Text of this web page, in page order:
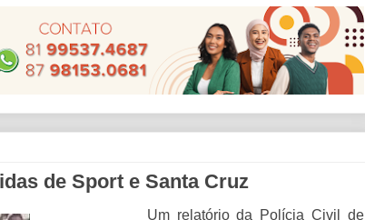
de Sport e Santa Cruz
Um relatório da Polícia Civil de